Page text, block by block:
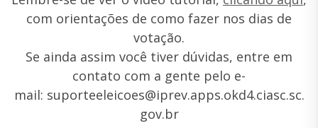
com orientações de como fazer nos dias de
votação.
Se ainda assim você tiver dúvidas, entre em
contato com a gente pelo e-
mail: suporteeleicoes@iprev.apps.okd4.ciasc.sc.
gov.br